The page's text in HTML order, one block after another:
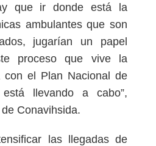
que ir donde está la
ambulantes que son
jugarían un papel
proceso que vive la
con el Plan Nacional de
llevando a cabo”,
Conavihsida.
las llegadas de